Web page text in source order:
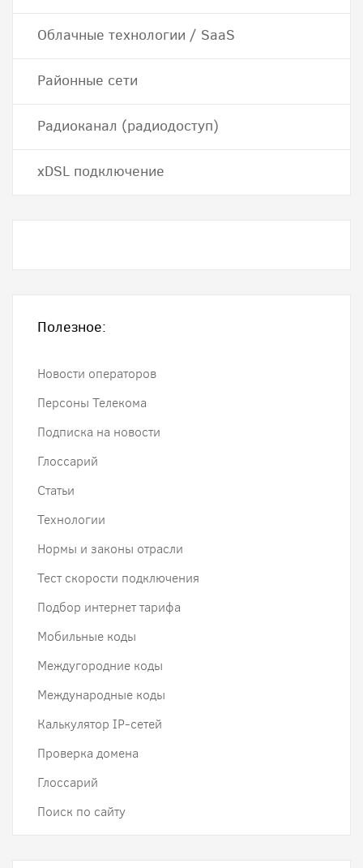
Облачные технологии / SaaS
Районные сети
Радиоканал (радиодоступ)
хDSL подключение
Полезное:
Новости операторов
Персоны Телекома
Подписка на новости
Глоссарий
Статьи
Технологии
Нормы и законы отрасли
Тест скорости подключения
Подбор интернет тарифа
Мобильные коды
Междугородние коды
Международные коды
Калькулятор IP-сетей
Проверка домена
Глоссарий
Поиск по сайту